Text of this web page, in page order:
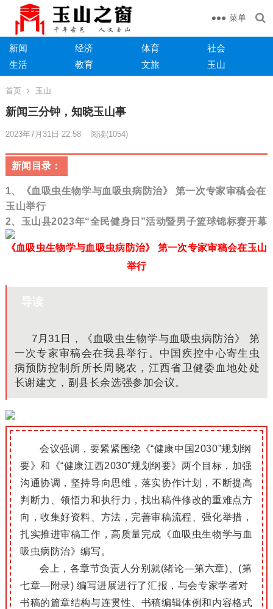
菜单
新闻 经济 体育
社会
生活
教育 文旅 玉山
首页 玉山
​​新闻三分钟，知晓玉山事
2023年7月31日 22:58 阅读(1054)
新闻目录：
1、
《血吸虫生物学与血吸虫病防治》 第一次专家审稿会在
玉山举行
2、 玉山县2023年“全民健身日”活动暨男子篮球锦标赛开幕
《血吸虫生物学与血吸虫病防治》 第一次专家审稿会在玉山
举行
导读
7月31日，《血吸虫生物学与血吸虫病防治》 第
一次专家审稿会在我县举行。中国疾控中心寄生虫
病预防控制所所长周晓农，江西省卫健委血地处处
长谢建文，副县长余选强参加会议。
会议强调，要紧紧围绕《“健康中国2030”规划纲
要》和《“健康江西2030”规划纲要》两个目标，加强
沟通协调，坚持导向思维，落实协作计划，不断提高
判断力、领悟力和执行力，找出稿件修改的重难点方
向，收集好资料、方法，完善审稿流程、强化举措，
扎实推进审稿工作，高质量完成《血吸虫生物学与血
吸虫病防治》编写。
会上，各章节负责人分别就(绪论—第六章)、(第
七章—附录) 编写进展进行了汇报，与会专家学者对
书稿的篇章结构与连贯性、书稿编辑体例和内容格式